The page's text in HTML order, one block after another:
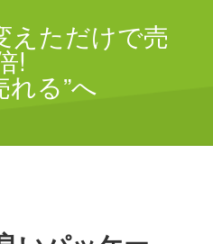
えただけで売
!
れる”へ